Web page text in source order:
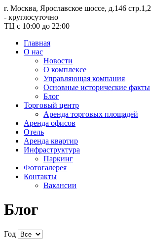
г. Москва, Ярославское шоссе, д.146 стр.1,2
- круглосуточно
ТЦ с 10:00 до 22:00
Главная
О нас
Новости
О комплексе
Управляющая компания
Основные исторические факты
Блог
Торговый центр
Аренда торговых площадей
Аренда офисов
Отель
Аренда квартир
Инфраструктура
Паркинг
Фотогалерея
Контакты
Вакансии
Блог
Год